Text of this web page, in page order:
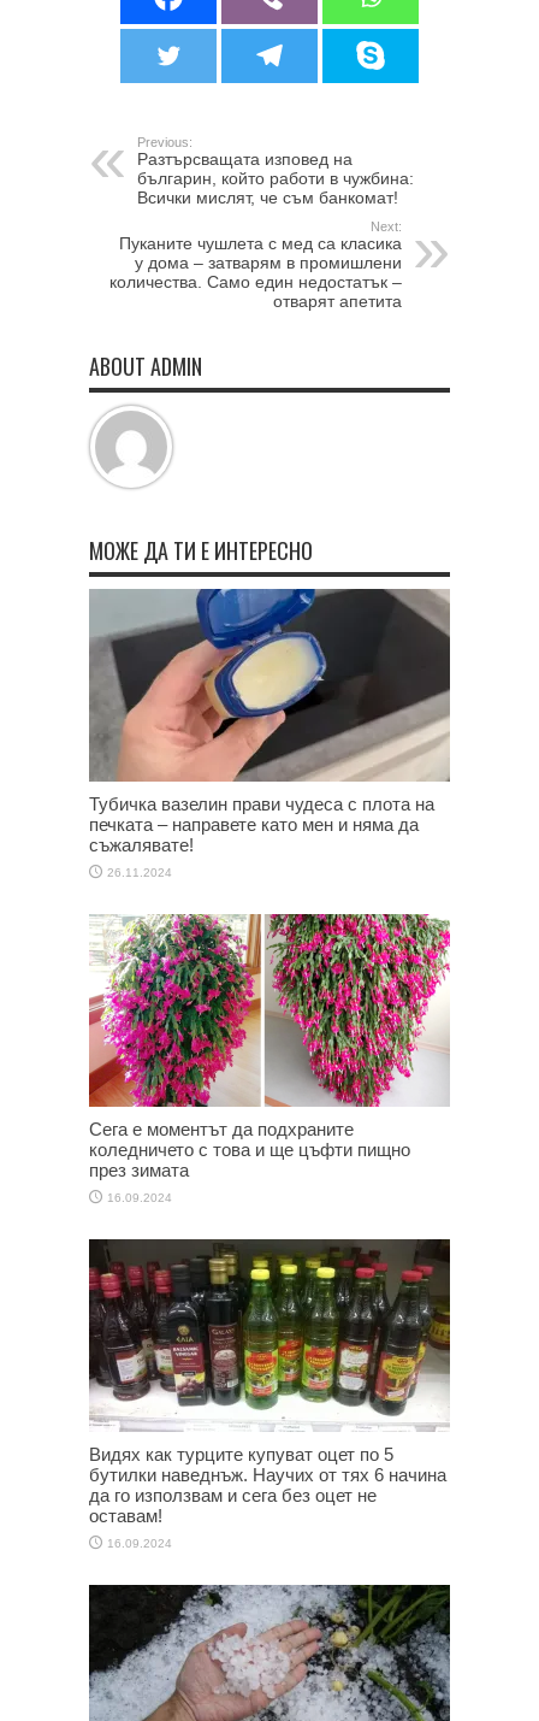
Previous:
Разтърсващата изповед на
българин, който работи в чужбина:
Всички мислят, че съм банкомат!
Next:
Пуканите чушлета с мед са класика
у дома – затварям в промишлени
количества. Само един недостатък –
отварят апетита
ABOUT ADMIN
МОЖЕ ДА ТИ Е ИНТЕРЕСНО
Тубичка вазелин прави чудеса с плота на
печката – направете като мен и няма да
съжалявате!
26.11.2024
Сега е моментът да подхраните
коледничето с това и ще цъфти пищно
през зимата
16.09.2024
Видях как турците купуват оцет по 5
бутилки наведнъж. Научих от тях 6 начина
да го използвам и сега без оцет не
оставам!
16.09.2024